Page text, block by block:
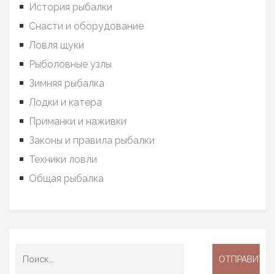
История рыбалки
Снасти и оборудование
Ловля щуки
Рыболовные узлы
Зимняя рыбалка
Лодки и катера
Приманки и наживки
Законы и правила рыбалки
Техники ловли
Общая рыбалка